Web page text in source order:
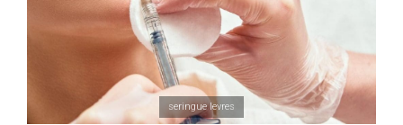
seringue levres